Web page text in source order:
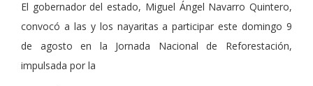
El gobernador del estado, Miguel Ángel Navarro Quintero,
convocó a las y los nayaritas a participar este domingo 9
de agosto en la Jornada Nacional de Reforestación,
impulsada por la